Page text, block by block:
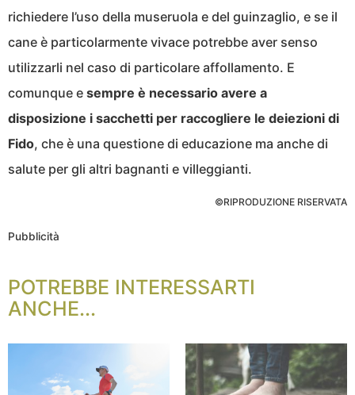
richiedere l’uso della museruola e del guinzaglio, e se il
cane è particolarmente vivace potrebbe aver senso
utilizzarli nel caso di particolare affollamento. E
comunque e sempre è necessario avere a
disposizione i sacchetti per raccogliere le deiezioni di
Fido, che è una questione di educazione ma anche di
salute per gli altri bagnanti e villeggianti.
©RIPRODUZIONE RISERVATA
Pubblicità
POTREBBE INTERESSARTI
ANCHE...